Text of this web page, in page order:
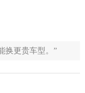
换更贵车型。”